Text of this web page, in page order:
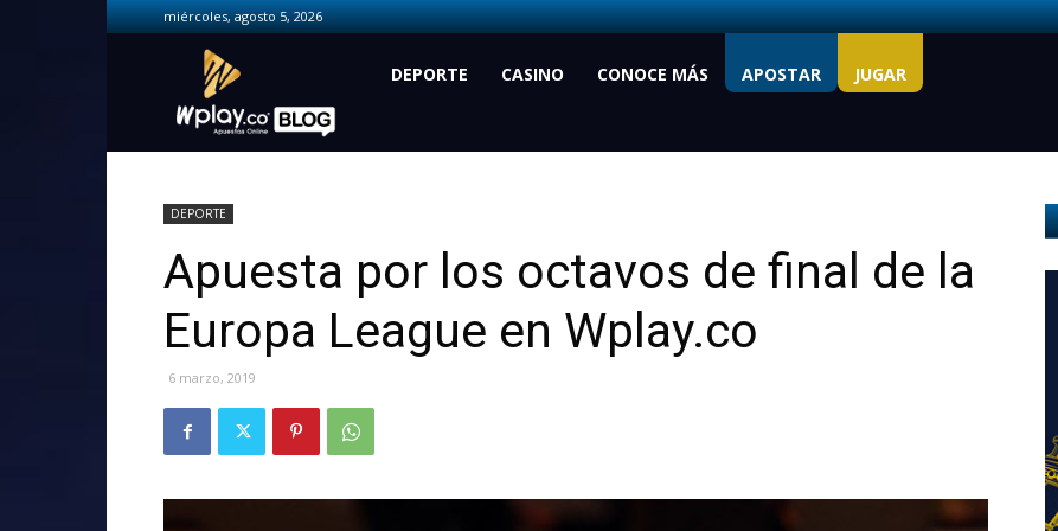
miércoles, agosto 5, 2026
Wplay.co
DEPORTE CASINO CONOCE MÁS APOSTAR JUGAR
DEPORTE
Apuesta por los octavos de final de la
Europa League en Wplay.co
6 marzo, 2019